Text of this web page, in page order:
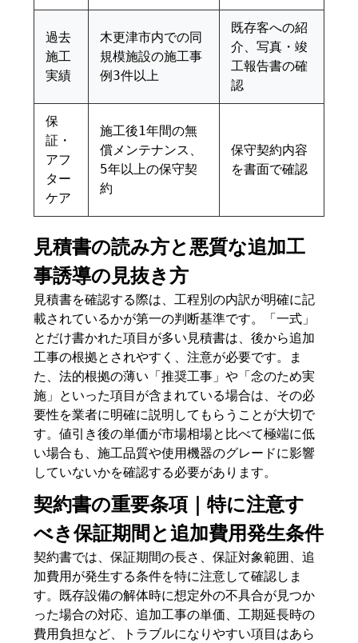
過去
施工
実績
木更津市内での同
規模施設の施工事
例3件以上
既存客への紹
介、写真・竣
工報告書の確
認
保
証・
アフ
ター
ケア
施工後1年間の無
償メンテナンス、
5年以上の保守契
約
保守契約内容
を書面で確認
見積書の読み方と悪質な追加工
事誘導の見抜き方
見積書を確認する際は、工程別の内訳が明確に記
載されているかが第一の判断基準です。「一式」
とだけ書かれた項目が多い見積書は、後から追加
工事の根拠とされやすく、注意が必要です。ま
た、法的根拠の薄い「推奨工事」や「念のため実
施」といった項目が含まれている場合は、その必
要性を業者に明確に説明してもらうことが大切で
す。値引き後の単価が市場相場と比べて極端に低
い場合も、施工品質や使用機器のグレードに影響
していないかを確認する必要があります。
契約書の重要条項｜特に注意す
べき保証期間と追加費用発生条件
契約書では、保証期間の長さ、保証対象範囲、追
加費用が発生する条件を特に注意して確認しま
す。既存設備の解体時に想定外の不具合が見つか
った場合の対応、追加工事の単価、工期延長時の
費用負担など、トラブルになりやすい項目はあら